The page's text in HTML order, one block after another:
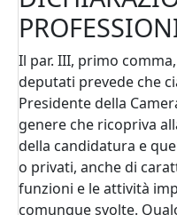
Il par. III, primo
deputati prevede che
Presidente della
genere che ricopriva
della candidatura e
o privati, anche di
funzioni e le attività
comunque svolte.